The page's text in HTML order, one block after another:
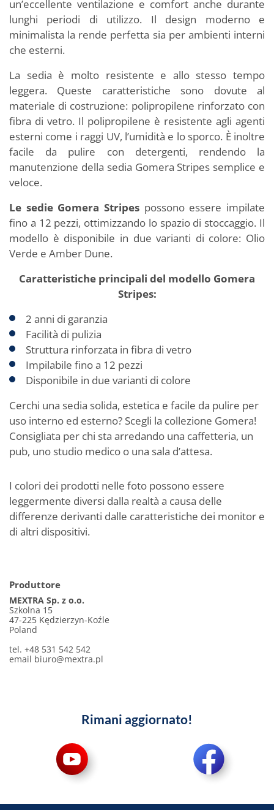
un’eccellente ventilazione e comfort anche durante
lunghi periodi di utilizzo. Il design moderno e
minimalista la rende perfetta sia per ambienti interni
che esterni.
La sedia è molto resistente e allo stesso tempo
leggera. Queste caratteristiche sono dovute al
materiale di costruzione: polipropilene rinforzato con
fibra di vetro. Il polipropilene è resistente agli agenti
esterni come i raggi UV, l’umidità e lo sporco. È inoltre
facile da pulire con detergenti, rendendo la
manutenzione della sedia Gomera Stripes semplice e
veloce.
Le sedie Gomera Stripes possono essere impilate
fino a 12 pezzi, ottimizzando lo spazio di stoccaggio. Il
modello è disponibile in due varianti di colore: Olio
Verde e Amber Dune.
Caratteristiche principali del modello Gomera
Stripes:
2 anni di garanzia
Facilità di pulizia
Struttura rinforzata in fibra di vetro
Impilabile fino a 12 pezzi
Disponibile in due varianti di colore
Cerchi una sedia solida, estetica e facile da pulire per
uso interno ed esterno? Scegli la collezione Gomera!
Consigliata per chi sta arredando una caffetteria, un
pub, uno studio medico o una sala d’attesa.
I colori dei prodotti nelle foto possono essere
leggermente diversi dalla realtà a causa delle
differenze derivanti dalle caratteristiche dei monitor e
di altri dispositivi.
Produttore
MEXTRA Sp. z o.o.
Szkolna 15
47-225 Kędzierzyn-Koźle
Poland
tel. +48 531 542 542
email biuro@mextra.pl
Rimani aggiornato!